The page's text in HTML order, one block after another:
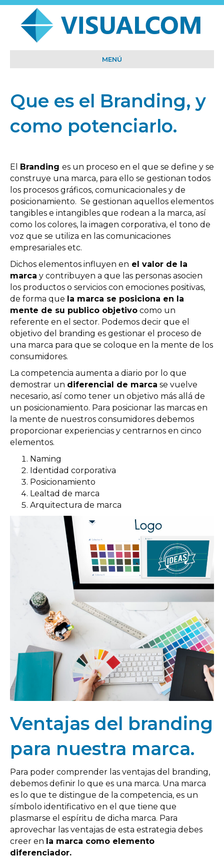
MENÚ
Que es el Branding, y
como potenciarlo.
El Branding es un proceso en el que se define y se
construye una marca, para ello se gestionan todos
los procesos gráficos, comunicacionales y de
posicionamiento. Se gestionan aquellos elementos
tangibles e intangibles que rodean a la marca, así
como los colores, la imagen corporativa, el tono de
voz que se utiliza en las comunicaciones
empresariales etc.
Dichos elementos influyen en el valor de la
marca y contribuyen a que las personas asocien
los productos o servicios con emociones positivas,
de forma que la marca se posiciona en la
mente de su publico objetivo como un
referente en el sector. Podemos decir que el
objetivo del branding es gestionar el proceso de
una marca para que se coloque en la mente de los
consumidores.
La competencia aumenta a diario por lo que
demostrar un diferencial de marca se vuelve
necesario, así como tener un objetivo más allá de
un posicionamiento. Para posicionar las marcas en
la mente de nuestros consumidores debemos
proporcionar experiencias y centrarnos en cinco
elementos.
Naming
Identidad corporativa
Posicionamiento
Lealtad de marca
Arquitectura de marca
Ventajas del branding
para nuestra marca.
Para poder comprender las ventajas del branding,
debemos definir lo que es una marca. Una marca
es lo que te distingue de la competencia, es un
símbolo identificativo en el que tiene que
plasmarse el espíritu de dicha marca. Para
aprovechar las ventajas de esta estrategia debes
creer en la marca como elemento
diferenciador.